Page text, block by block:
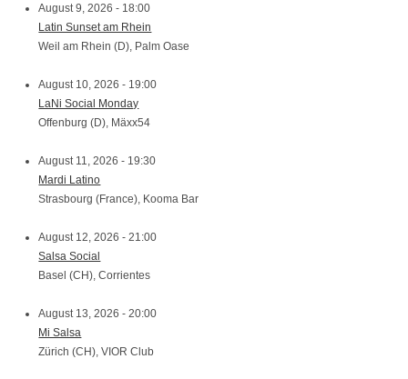
August 9, 2026 - 18:00
Latin Sunset am Rhein
Weil am Rhein (D), Palm Oase
August 10, 2026 - 19:00
LaNi Social Monday
Offenburg (D), Mäxx54
August 11, 2026 - 19:30
Mardi Latino
Strasbourg (France), Kooma Bar
August 12, 2026 - 21:00
Salsa Social
Basel (CH), Corrientes
August 13, 2026 - 20:00
Mi Salsa
Zürich (CH), VIOR Club